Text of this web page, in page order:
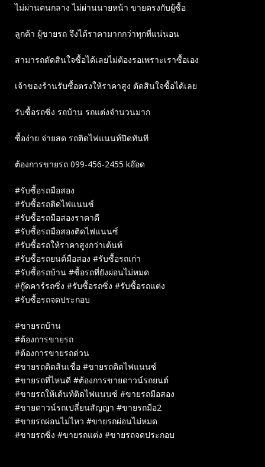
ไม่ผ่านคนกลาง ไม่ผ่านนายหน้า ขายตรงกับผู้ซื้อ
ลูกค้า ผู้ขายรถ จึงได้ราคามากกว่าทุกที่แน่นอน
สามารถตัดสินใจซื้อได้เลยไม่ต้องรอเพราะเราซื้อเอง
เจ้าของร้านรับซื้อตรงให้ราคาสูง ตัดสินใจซื้อได้เลย
รับซื้อรถซิ่ง รถบ้าน รถแต่งจำนวนมาก
ซื้อง่าย จ่ายสด รถติดไฟแนนท์ปิดทันที
ต้องการขายรถ 099-456-2455 kอ๊อด
#รับซื้อรถมือสอง
#รับซื้อรถติดไฟแนนซ์
#รับซื้อรถมือสองราคาดี
#รับซื้อรถมือสองติดไฟแนนซ์
#รับซื้อรถให้ราคาสูงกว่าเต้นท์
#รับซื้อรถยนต์มือสอง #รับซื้อรถเก่า
#รับซื้อรถบ้าน #ซื้อรถที่ยังผ่อนไม่หมด
#กู๊ดคาร์รถซิ่ง #รับซื้อรถซิ่ง #รับซื้อรถแต่ง
#รับซื้อรถจดประกอบ
#ขายรถบ้าน
#ต้องการขายรถ
#ต้องการขายรถด่วน
#ขายรถติดสินเชื่อ #ขายรถติดไฟแนนซ์
#ขายรถที่ไหนดี #ต้องการขายดาวน์รถยนต์
#ขายรถให้เต้นท์ติดไฟแนนซ์ #ขายรถมือสอง
#ขายดาวน์รถเปลี่ยนสัญญา #ขายรถมือ2
#ขายรถผ่อนไม่ไหว #ขายรถผ่อนไม่หมด
#ขายรถซิ่ง #ขายรถแต่ง #ขายรถจดประกอบ